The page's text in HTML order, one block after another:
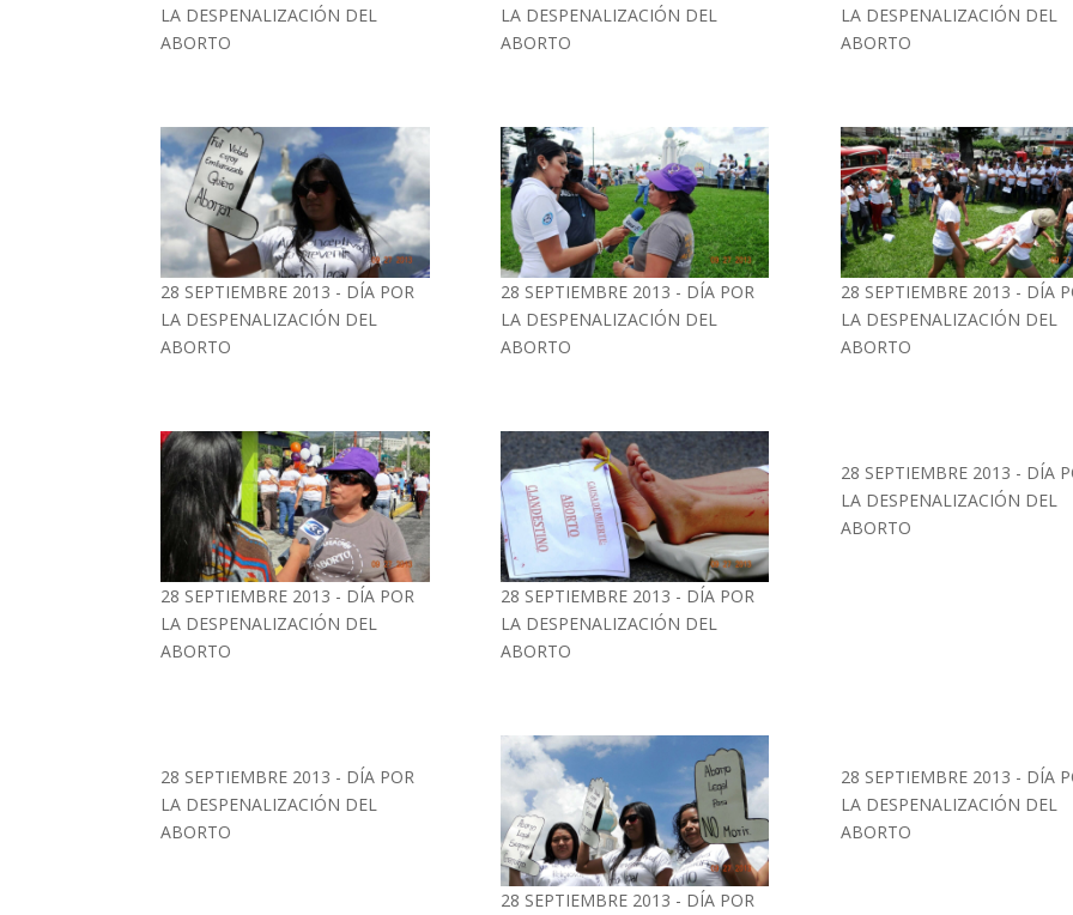
LA DESPENALIZACIÓN DEL
ABORTO
LA DESPENALIZACIÓN DEL
ABORTO
LA DESPENALIZACIÓN DEL
ABORTO
28 SEPTIEMBRE 2013 - DÍA POR
LA DESPENALIZACIÓN DEL
ABORTO
28 SEPTIEMBRE 2013 - DÍA POR
LA DESPENALIZACIÓN DEL
ABORTO
28 SEPTIEMBRE 2013 - DÍA
LA DESPENALIZACIÓN DEL
ABORTO
28 SEPTIEMBRE 2013 - DÍA POR
LA DESPENALIZACIÓN DEL
ABORTO
28 SEPTIEMBRE 2013 - DÍA POR
LA DESPENALIZACIÓN DEL
ABORTO
28 SEPTIEMBRE 2013 - DÍA
LA DESPENALIZACIÓN DEL
ABORTO
28 SEPTIEMBRE 2013 - DÍA POR
LA DESPENALIZACIÓN DEL
ABORTO
28 SEPTIEMBRE 2013 - DÍA POR
28 SEPTIEMBRE 2013 - DÍA
LA DESPENALIZACIÓN DEL
ABORTO